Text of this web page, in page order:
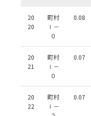
20
20
町村
Ⅰ－
０
0.08
20
21
町村
Ⅰ－
０
0.07
20
22
町村
Ⅰ－
0.07